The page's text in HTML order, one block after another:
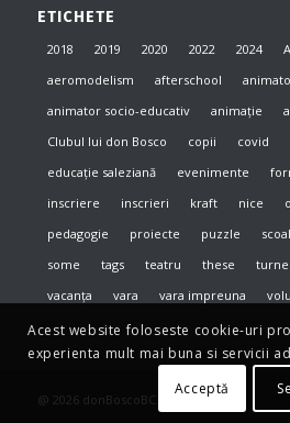
ETICHETE
2018 2019 2020 2022 2024
aeromodelism
afterschool
animator socio-educativ
animație
Clubul lui don Bosco
copii covid
educație saleziană
evenimente
inscriere
inscrieri kraft nice
pedagogie
proiecte puzzle
some
tags teatru these
vacanța
vara vara impreuna
@ 2026 donBoscoBC
Acest website foloseste cookie-uri
experienta mult mai buna si servicii
Acceptă